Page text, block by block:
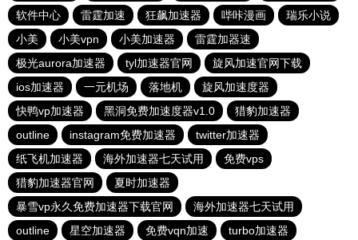
软件中心
雷霆加速 狂飙加速器 哔咔漫画
瑞乐小说
小美
小美vpn 小美加速器
雷霆加器速
极光aurora加速器
tyl加速器官网
旋风加速官网下载
ios加速器
一元机场 落地机
旋风加速度器
快鸭vp加速器
黑洞免费加速度器v1.0
猎豹加速器
outline
instagram免费加速器
twitter加速器
纸飞机加速器
海外加速器七天试用
免费vps
猎豹加速器官网
夏时加速器
暴雪vp永久免费加速器下载官网
海外加速器七天试用
outline
星空加速器 免费vqn加速 turbo加速器